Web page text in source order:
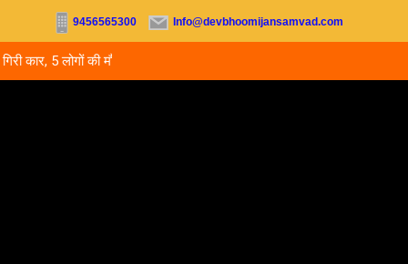
9456565300 Info@devbhoomijansamvad.com
की मौत.. घायल बच्चे
जमा; जानें पूरी काउंसलिंग शेड्यूल